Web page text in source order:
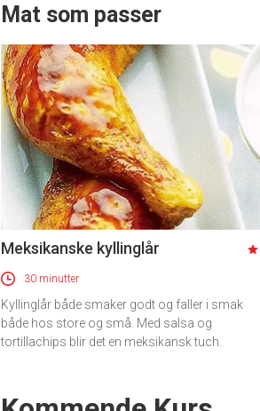
Mat som passer
Meksikanske kyllinglår
30 minutter
Kyllinglår både smaker godt og faller i smak
både hos store og små. Med salsa og
tortillachips blir det en meksikansk tuch.